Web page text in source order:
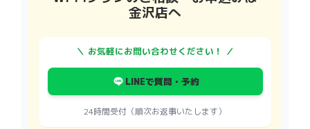
金沢店へ
＼ お気軽にお問い合わせください！ ／
LINEで質問・予約
24時間受付（順次お返事いたします）